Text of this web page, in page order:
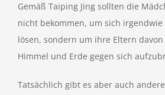
Gemäß Taiping Jing sollten die
nicht bekommen, um sich
lösen, sondern um ihre Eltern
Himmel und Erde gegen sich
Tatsächlich gibt es aber auch